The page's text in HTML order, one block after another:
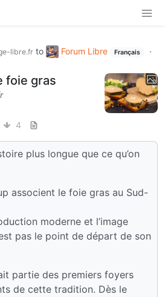
libre.fr to Forum Libre Français
·
foie gras
4
plus longue que ce qu’on
associent le foie gras au Sud-
moderne et l’image
pas le point de départ de son
partie des premiers foyers
de cette tradition. Dès le